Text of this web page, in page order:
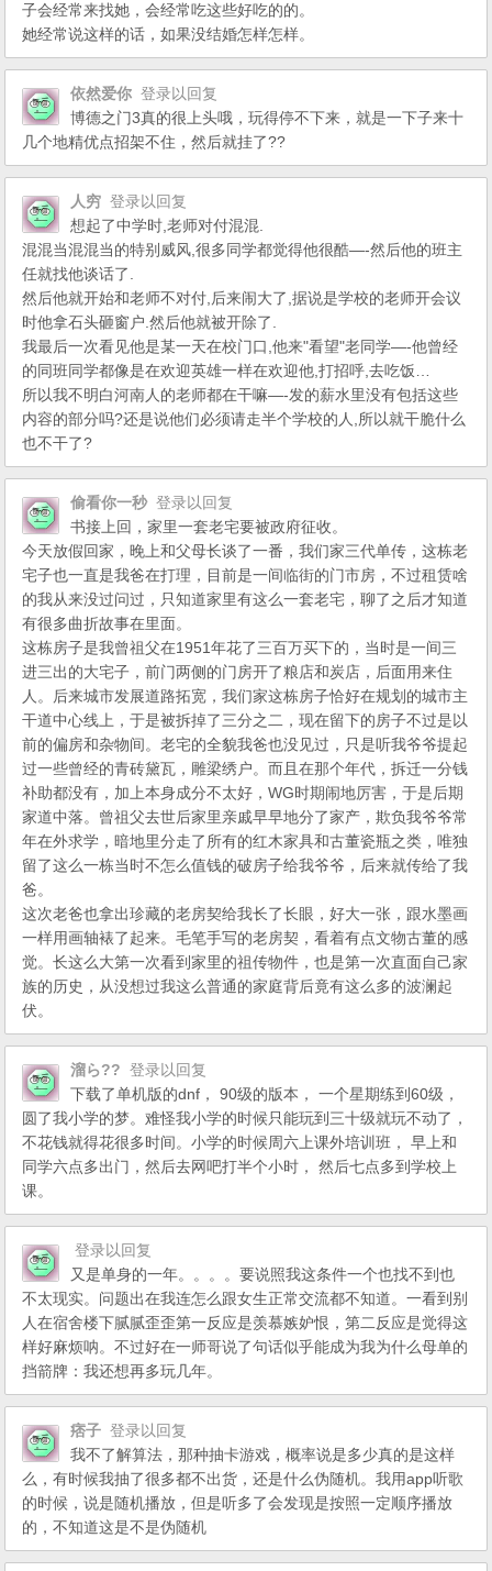
子会经常来找她，会经常吃这些好吃的的。
她经常说这样的话，如果没结婚怎样怎样。
依然爱你 登录以回复
博德之门3真的很上头哦，玩得停不下来，就是一下子来十
几个地精优点招架不住，然后就挂了??
人穷 登录以回复
想起了中学时,老师对付混混.
混混当混混当的特别威风,很多同学都觉得他很酷—-然后他的班主
任就找他谈话了.
然后他就开始和老师不对付,后来闹大了,据说是学校的老师开会议
时他拿石头砸窗户.然后他就被开除了.
我最后一次看见他是某一天在校门口,他来"看望"老同学—-他曾经
的同班同学都像是在欢迎英雄一样在欢迎他,打招呼,去吃饭…
所以我不明白河南人的老师都在干嘛—-发的薪水里没有包括这些
内容的部分吗?还是说他们必须请走半个学校的人,所以就干脆什么
也不干了?
偷看你一秒 登录以回复
书接上回，家里一套老宅要被政府征收。
今天放假回家，晚上和父母长谈了一番，我们家三代单传，这栋老
宅子也一直是我爸在打理，目前是一间临街的门市房，不过租赁啥
的我从来没过问过，只知道家里有这么一套老宅，聊了之后才知道
有很多曲折故事在里面。
这栋房子是我曾祖父在1951年花了三百万买下的，当时是一间三
进三出的大宅子，前门两侧的门房开了粮店和炭店，后面用来住
人。后来城市发展道路拓宽，我们家这栋房子恰好在规划的城市主
干道中心线上，于是被拆掉了三分之二，现在留下的房子不过是以
前的偏房和杂物间。老宅的全貌我爸也没见过，只是听我爷爷提起
过一些曾经的青砖黛瓦，雕梁绣户。而且在那个年代，拆迁一分钱
补助都没有，加上本身成分不太好，WG时期闹地厉害，于是后期
家道中落。曾祖父去世后家里亲戚早早地分了家产，欺负我爷爷常
年在外求学，暗地里分走了所有的红木家具和古董瓷瓶之类，唯独
留了这么一栋当时不怎么值钱的破房子给我爷爷，后来就传给了我
爸。
这次老爸也拿出珍藏的老房契给我长了长眼，好大一张，跟水墨画
一样用画轴裱了起来。毛笔手写的老房契，看着有点文物古董的感
觉。长这么大第一次看到家里的祖传物件，也是第一次直面自己家
族的历史，从没想过我这么普通的家庭背后竟有这么多的波澜起
伏。
溜ら?? 登录以回复
下载了单机版的dnf， 90级的版本， 一个星期练到60级，
圆了我小学的梦。难怪我小学的时候只能玩到三十级就玩不动了，
不花钱就得花很多时间。小学的时候周六上课外培训班， 早上和
同学六点多出门，然后去网吧打半个小时， 然后七点多到学校上
课。
登录以回复
又是单身的一年。。。。要说照我这条件一个也找不到也
不太现实。问题出在我连怎么跟女生正常交流都不知道。一看到别
人在宿舍楼下腻腻歪歪第一反应是羡慕嫉妒恨，第二反应是觉得这
样好麻烦呐。不过好在一师哥说了句话似乎能成为我为什么母单的
挡箭牌：我还想再多玩几年。
痞子 登录以回复
我不了解算法，那种抽卡游戏，概率说是多少真的是这样
么，有时候我抽了很多都不出货，还是什么伪随机。我用app听歌
的时候，说是随机播放，但是听多了会发现是按照一定顺序播放
的，不知道这是不是伪随机